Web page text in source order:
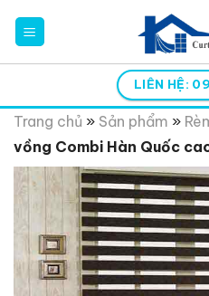
content
LIÊN HỆ:
Trang chủ » Sản phẩm »
vồng Combi Hàn Quốc